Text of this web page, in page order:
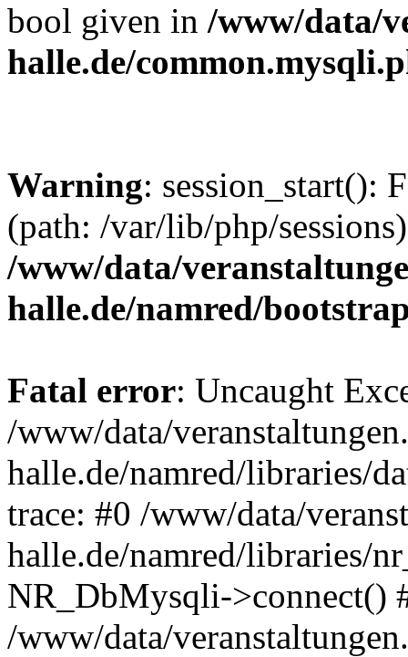
bool given in /www/data/
halle.de/
Warning: session_start():
(path: /var/lib/php/
/www/data/
halle.de/namred/
Fatal error: Uncaught
/www/data/
halle.de/namred/libraries/
trace: #0 /www/data/
halle.de/namred/libraries/
NR_DbMysqli->connect()
/www/data/